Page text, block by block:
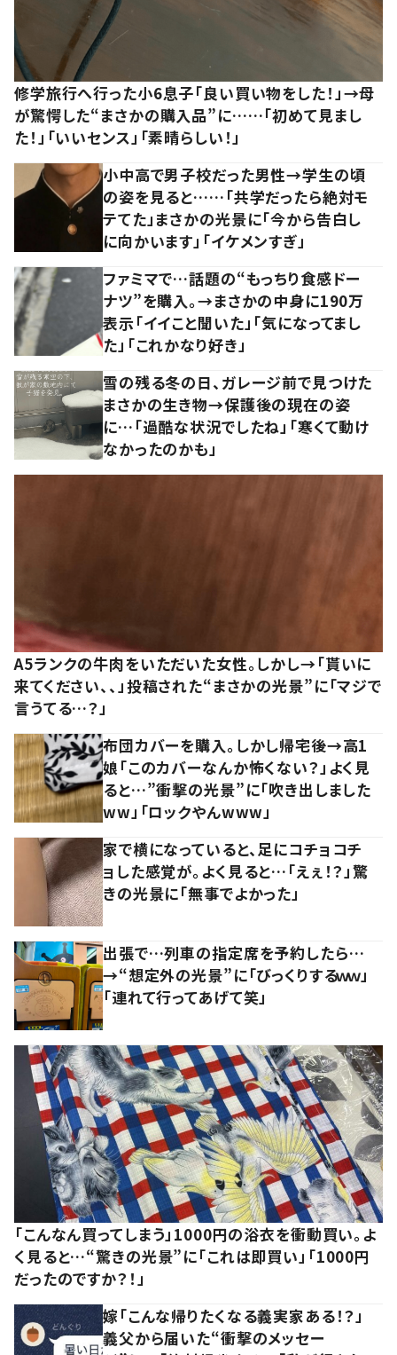
修学旅行へ行った小6息子「良い買い物をした！」→母
が驚愕した“まさかの購入品”に……「初めて見まし
た！」「いいセンス」「素晴らしい！」
小中高で男子校だった男性→学生の頃
の姿を見ると……「共学だったら絶対モ
テてた」まさかの光景に「今から告白し
に向かいます」「イケメンすぎ」
ファミマで…話題の“もっちり食感ドー
ナツ”を購入。→まさかの中身に190万
表示「イイこと聞いた」「気になってまし
た」「これかなり好き」
雪の残る冬の日、ガレージ前で見つけた
まさかの生き物→保護後の現在の姿
に…「過酷な状況でしたね」「寒くて動け
なかったのかも」
A5ランクの牛肉をいただいた女性。しかし→「貰いに
来てください、、」投稿された“まさかの光景”に「マジで
言うてる…？」
布団カバーを購入。しかし帰宅後→高1
娘「このカバーなんか怖くない？」よく見
ると…”衝撃の光景”に「吹き出しました
ww」「ロックやんwww」
家で横になっていると、足にコチョコチ
ョした感覚が。よく見ると…「えぇ！？」驚
きの光景に「無事でよかった」
出張で…列車の指定席を予約したら…
→“想定外の光景”に「びっくりするｗｗ」
「連れて行ってあげて笑」
「こんなん買ってしまう」1000円の浴衣を衝動買い。よ
く見ると…“驚きの光景”に「これは即買い」「1000円
だったのですか？！」
嫁「こんな帰りたくなる義実家ある！？」
義父から届いた“衝撃のメッセー